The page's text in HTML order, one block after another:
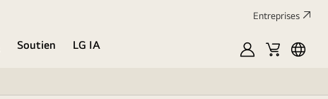
Entreprises​
Soutien
LG IA
MyLGCart